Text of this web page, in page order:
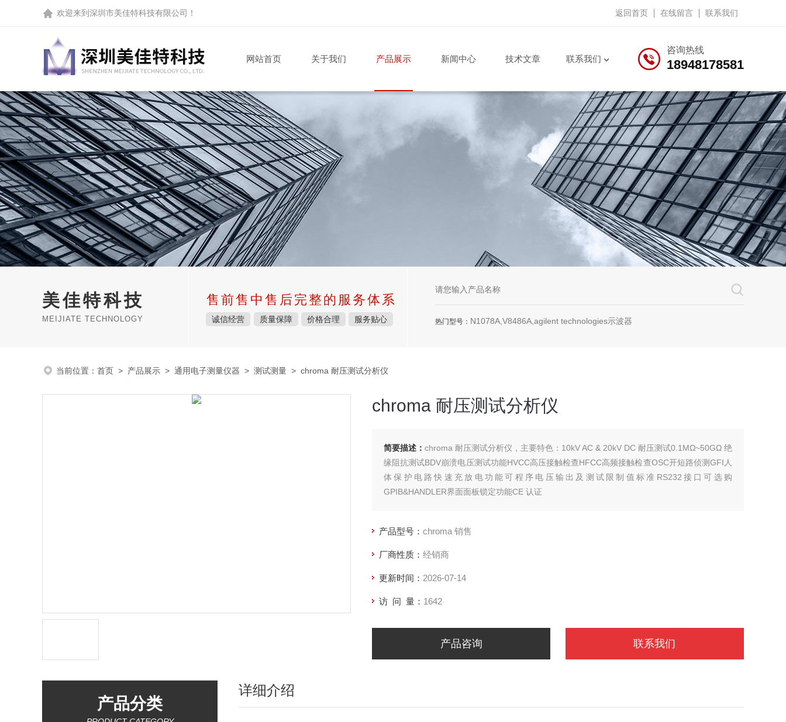
欢迎来到 深圳市美佳特科技有限公司 ！ 返回首页 在线留言 联系我们
咨询热线
18948178581
网站首页 关于我们 产品展示 新闻中心 技术文章 联系我们
美佳特科技
MEIJIATE TECHNOLOGY
售前售中售后完整的服务体系
诚信经营 质量保障 价格合理 服务贴心 热门型号： N1078A,V8486A,agilent technologies示波器
当前位置： 首页 > 产品展示 > 通用电子测量仪器 > 测试测量 > chroma 耐压测试分析仪
chroma 耐压测试分析仪
简要描述： chroma 耐压测试分析仪，主要特色：10kV AC & 20kV DC 耐压测试0.1MΩ~50GΩ 绝
缘阻抗测试BDV崩溃电压测试功能HVCC高压接触检查HFCC高频接触检查OSC开短路侦测GFI人
体保护电路快速充放电功能可程序电压输出及测试限制值标准RS232接口可选购
GPIB&HANDLER界面面板锁定功能CE 认证
产品型号： chroma 销售
厂商性质： 经销商
更新时间： 2026-07-14
访 问 量： 1642
产品咨询 联系我们
产品分类
详细介绍